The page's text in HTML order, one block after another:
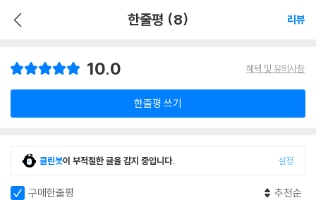
한줄평 (8) 리뷰
10.0 혜택 및 유의사항
한줄평 쓰기
클린봇이 부적절한 글을 감지 중입니다. 설정
구매한줄평 추천순